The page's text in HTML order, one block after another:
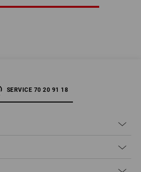
SERVICE 70 20 91 18